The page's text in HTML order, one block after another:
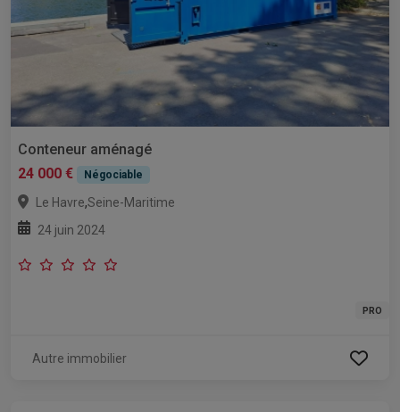
Conteneur aménagé
24 000 €
Négociable
Le Havre,Seine-Maritime
24 juin 2024
PRO
Autre immobilier